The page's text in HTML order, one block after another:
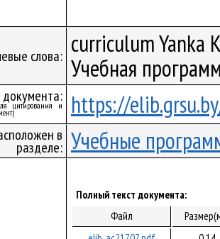
слова: curriculum Yanka
Учебная
документа:
цитирования и https://
в
разделе: Учебные
Полный текст документа:
Файл